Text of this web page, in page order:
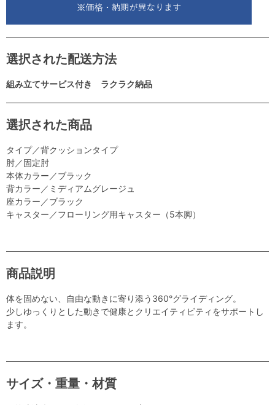
選択された配送方法
組み立てサービス付き ラクラク納品
選択された商品
タイプ／背クッションタイプ
肘／固定肘
本体カラー／ブラック
背カラー／ミディアムグレージュ
座カラー／ブラック
キャスター／フローリング用キャスター（5本脚）
商品説明
体を固めない、自由な動きに寄り添う360°グライディング。
少しゆっくりとした動きで健康とクリエイティビティをサポートし
ます。
サイズ・重量・材質